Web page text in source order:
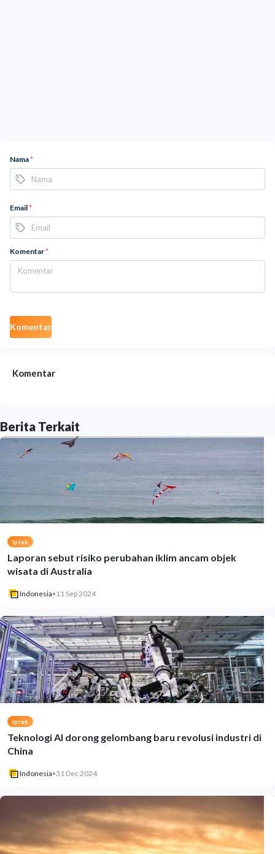
Nama*
Email*
Komentar*
Komentar
Komentar
Berita Terkait
Iptek
Laporan sebut risiko perubahan iklim ancam objek
wisata di Australia
Indonesia• 11 Sep 2024
Iptek
Teknologi AI dorong gelombang baru revolusi industri di
China
Indonesia•31 Dec 2024